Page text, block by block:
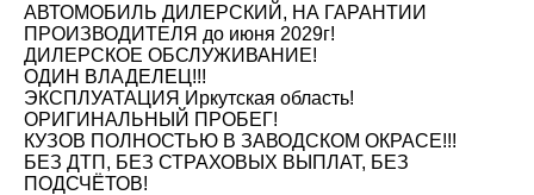
АВТОМОБИЛЬ ДИЛЕРСКИЙ, НА ГАРАНТИИ
ПРОИЗВОДИТЕЛЯ до июня 2029г!
ДИЛЕРСКОЕ ОБСЛУЖИВАНИЕ!
ОДИН ВЛАДЕЛЕЦ!!!
ЭКСПЛУАТАЦИЯ Иркутская область!
ОРИГИНАЛЬНЫЙ ПРОБЕГ!
КУЗОВ ПОЛНОСТЬЮ В ЗАВОДСКОМ ОКРАСЕ!!!
БЕЗ ДТП, БЕЗ СТРАХОВЫХ ВЫПЛАТ, БЕЗ
ПОДСЧЁТОВ!